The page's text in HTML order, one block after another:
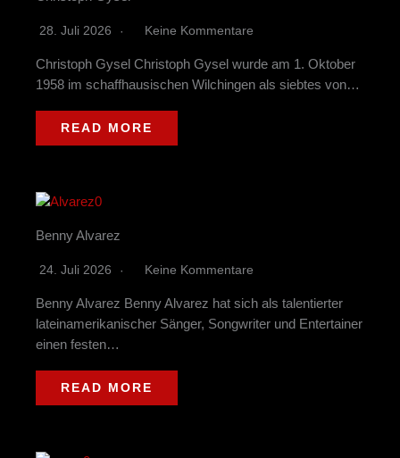
28. Juli 2026 Keine Kommentare
Christoph Gysel Christoph Gysel wurde am 1. Oktober
1958 im schaffhausischen Wilchingen als siebtes von…
READ MORE
Benny Alvarez
24. Juli 2026 Keine Kommentare
Benny Alvarez Benny Alvarez hat sich als talentierter
lateinamerikanischer Sänger, Songwriter und Entertainer
einen festen…
READ MORE